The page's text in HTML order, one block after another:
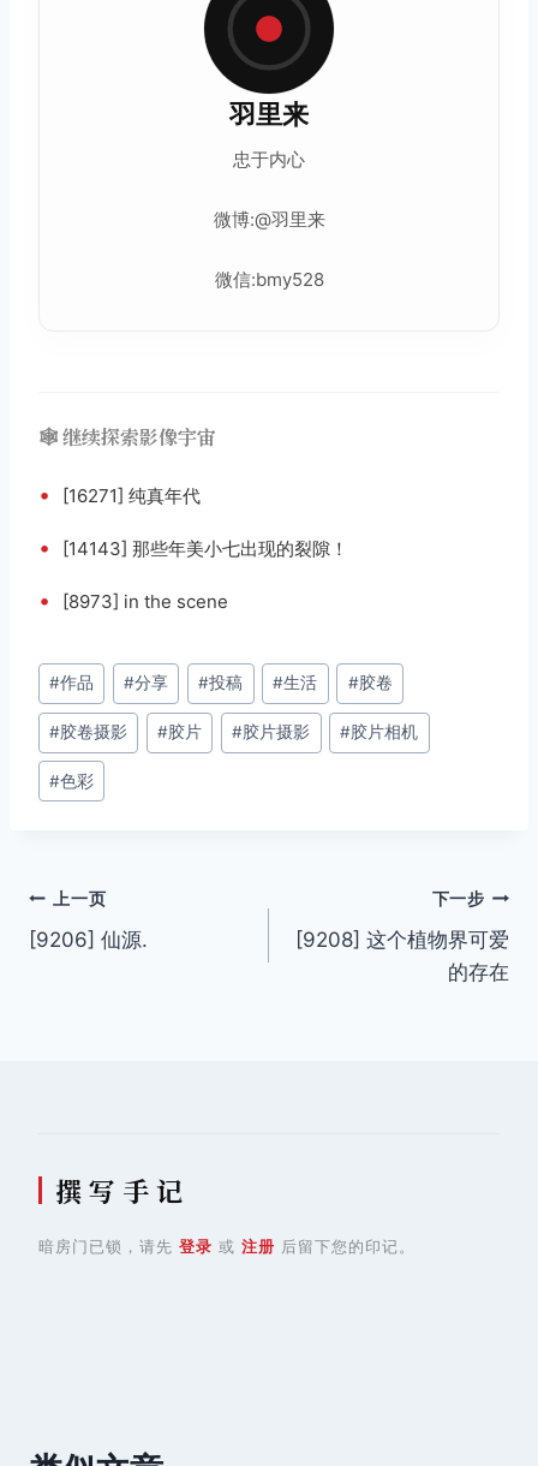
羽里来
忠于内心
微博:@羽里来
微信:bmy528
🕸️ 继续探索影像宇宙
• [16271] 纯真年代
• [14143] 那些年美小七出现的裂隙！
• [8973] in the scene
文
章
标
签：
#作品 #分享 #投稿 #生活 #胶卷
#胶卷摄影 #胶片 #胶片摄影 #胶片相机
#色彩
文
章
上一页
[9206] 仙源.
下一步
[9208] 这个植物界可爱
的存在
撰 写 手 记
暗房门已锁，请先 登录 或 注册 后留下您的印记。